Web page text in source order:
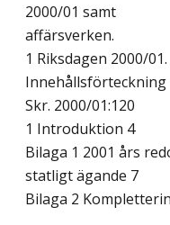
2000/01 samt
affärsverken.
1 Riksdagen 2000/
Innehållsförteckning
Skr. 2000/01:120
1 Introduktion 4
Bilaga 1 2001 års
statligt ägande 7
Bilaga 2